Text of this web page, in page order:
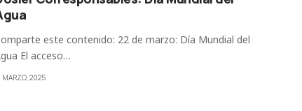
este contenido: 22 de marzo: Día Mundial del
El acceso…
MARZO, 2025